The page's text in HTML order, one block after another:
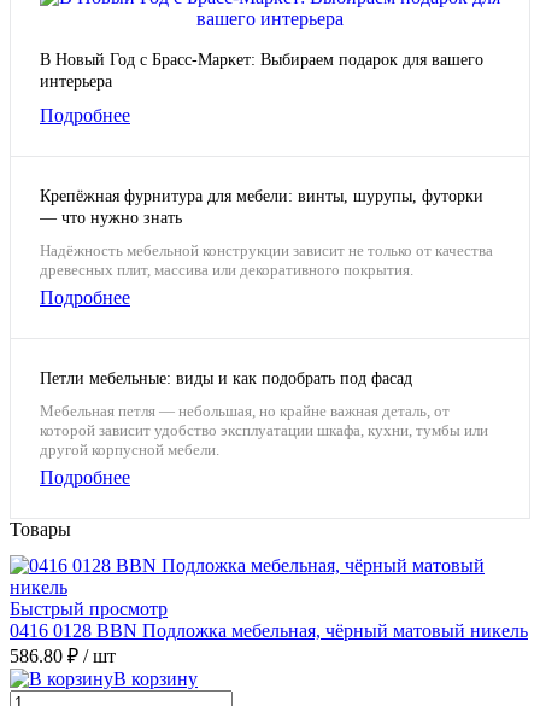
В Новый Год с Брасс-Маркет: Выбираем подарок для вашего
интерьера
Подробнее
Крепёжная фурнитура для мебели: винты, шурупы, футорки
— что нужно знать
Надёжность мебельной конструкции зависит не только от качества
древесных плит, массива или декоративного покрытия.
Подробнее
Петли мебельные: виды и как подобрать под фасад
Мебельная петля — небольшая, но крайне важная деталь, от
которой зависит удобство эксплуатации шкафа, кухни, тумбы или
другой корпусной мебели.
Подробнее
Товары
Быстрый просмотр
0416 0128 BBN Подложка мебельная, чёрный матовый никель
586.80 ₽ / шт
В корзину